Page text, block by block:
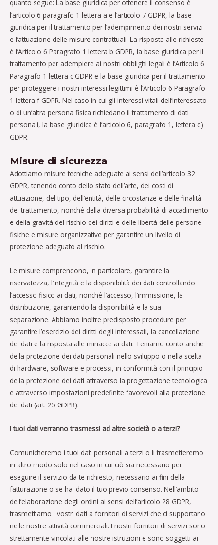
quanto segue: La base giuridica per ottenere il consenso è
l’articolo 6 paragrafo 1 lettera a e l’articolo 7 GDPR, la base
giuridica per il trattamento per l’adempimento dei nostri servizi
e l’attuazione delle misure contrattuali. La risposta alle richieste
è l’Articolo 6 Paragrafo 1 lettera b GDPR, la base giuridica per il
trattamento per adempiere ai nostri obblighi legali è l’Articolo 6
Paragrafo 1 lettera c GDPR e la base giuridica per il trattamento
per proteggere i nostri interessi legittimi è l’Articolo 6 Paragrafo
1 lettera f GDPR. Nel caso in cui gli interessi vitali dell’interessato
o di un’altra persona fisica richiedano il trattamento di dati
personali, la base giuridica è l’articolo 6, paragrafo 1, lettera d)
GDPR.
Misure di sicurezza
Adottiamo misure tecniche adeguate ai sensi dell’articolo 32
GDPR, tenendo conto dello stato dell’arte, dei costi di
attuazione, del tipo, dell’entità, delle circostanze e delle finalità
del trattamento, nonché della diversa probabilità di accadimento
e della gravità del rischio dei diritti e delle libertà delle persone
fisiche e misure organizzative per garantire un livello di
protezione adeguato al rischio.
Le misure comprendono, in particolare, garantire la
riservatezza, l’integrità e la disponibilità dei dati controllando
l’accesso fisico ai dati, nonché l’accesso, l’immissione, la
distribuzione, garantendo la disponibilità e la sua
separazione. Abbiamo inoltre predisposto procedure per
garantire l’esercizio dei diritti degli interessati, la cancellazione
dei dati e la risposta alle minacce ai dati. Teniamo conto anche
della protezione dei dati personali nello sviluppo o nella scelta
di hardware, software e processi, in conformità con il principio
della protezione dei dati attraverso la progettazione tecnologica
e attraverso impostazioni predefinite favorevoli alla protezione
dei dati (art. 25 GDPR).
I tuoi dati verranno trasmessi ad altre società o a terzi?
Comunicheremo i tuoi dati personali a terzi o li trasmetteremo
in altro modo solo nel caso in cui ciò sia necessario per
eseguire il servizio da te richiesto, necessario ai fini della
fatturazione o se hai dato il tuo previo consenso. Nell’ambito
dell’elaborazione degli ordini ai sensi dell’articolo 28 GDPR,
trasmettiamo i vostri dati a fornitori di servizi che ci supportano
nelle nostre attività commerciali. I nostri fornitori di servizi sono
strettamente vincolati alle nostre istruzioni e sono soggetti ai